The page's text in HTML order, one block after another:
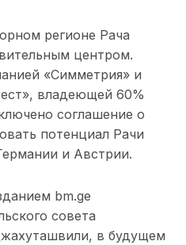
регионе Рача
центром.
«Симметрия» и
владеющей 60%
соглашение о
потенциал Рачи
и Австрии.
bm.ge
совета
в будущем